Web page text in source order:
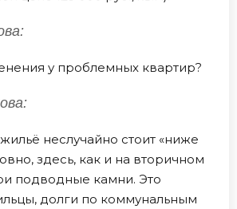
у проблемных квартир?
неслучайно стоит «ниже
здесь, как и на вторичном
подводные камни. Это
долги по коммунальным